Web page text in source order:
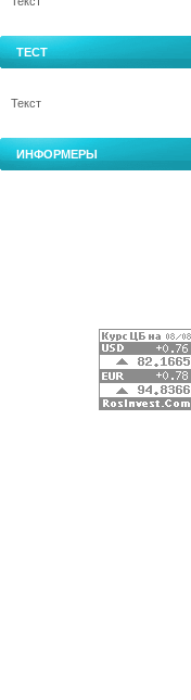
ТЕСТ
Текст
ИНФОРМЕРЫ